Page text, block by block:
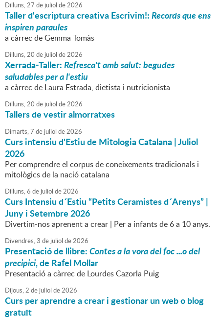
Dilluns,27 de juliol de2026
Taller d'escriptura creativa Escrivim!:Records que ens
inspiren paraules
a càrrec de Gemma Tomàs
Dilluns,20 de juliol de2026
Xerrada-Taller:Refresca't amb salut: begudes
saludables per a l'estiu
a càrrec de Laura Estrada, dietista i nutricionista
Dilluns,20 de juliol de2026
Tallers de vestir almorratxes
Dimarts,7 de juliol de2026
Curs intensiu d'Estiu de Mitologia Catalana | Juliol
2026
Per comprendre el corpus de coneixements tradicionals i
mitològics de la nació catalana
Dilluns,6 de juliol de2026
Curs Intensiu d´Estiu “Petits Ceramistes d´Arenys” |
Juny i Setembre 2026
Divertim-nos aprenent a crear | Per a infants de 6 a 10 anys.
Divendres,3 de juliol de2026
Presentació de llibre:Contes a la vora del foc ...o del
precipici, de Rafel Mollar
Presentació a càrrec de Lourdes Cazorla Puig
Dijous,2 de juliol de2026
Curs per aprendre a crear i gestionar un web o blog
gratuït